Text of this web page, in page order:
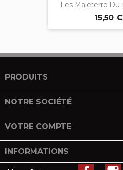
Les Maleterre Du
15,50 €
PRODUITS
NOTRE SOCIÉTÉ
VOTRE COMPTE
INFORMATIONS